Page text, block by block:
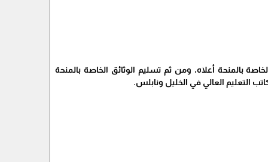
بالمنحة أعلاه، ومن ثم تسليم الوثائق الخاصة بالمنحة
التعليم العالي في الخليل ونابلس.